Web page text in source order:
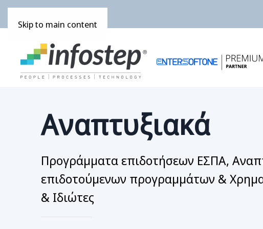
Skip to main content
Αναπτυξιακά
Προγράμματα επιδοτήσεων ΕΣΠΑ,
επιδοτούμενων προγραμμάτων &
& Ιδιώτες